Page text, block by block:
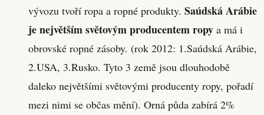
vývozu tvoří ropa a ropné produkty. Saúdská Arábie
je největším světovým producentem ropy a má i
obrovské ropné zásoby. (rok 2012: 1.Saúdská Arábie,
2.USA, 3.Rusko. Tyto 3 země jsou dlouhodobě
daleko největšími světovými producenty ropy, pořadí
mezi nimi se občas mění). Orná půda zabírá 2%